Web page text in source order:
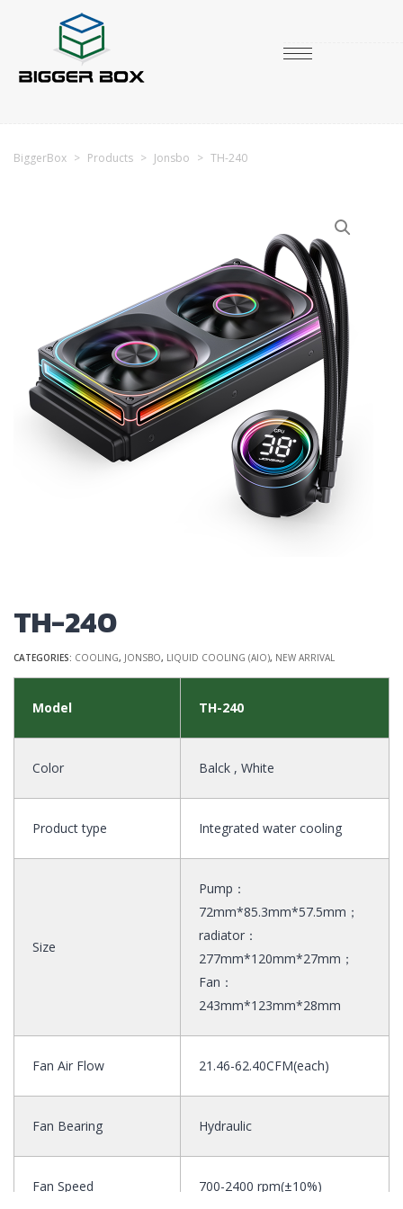
BiggerBox > Products > Jonsbo > TH-240
TH-240
CATEGORIES: COOLING, JONSBO, LIQUID COOLING (AIO), NEW ARRIVAL
Model TH-240
Color Balck , White
Product type Integrated water cooling
Size
Pump：
72mm*85.3mm*57.5mm；
radiator：
277mm*120mm*27mm；
Fan ：
243mm*123mm*28mm
Fan Air Flow 21.46-62.40CFM(each)
Fan Bearing Hydraulic
Fan Speed 700-2400 rpm(±10%)